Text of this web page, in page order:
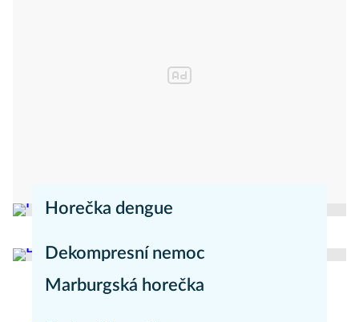
Horečka dengue
Dekompresní nemoc
Nemoci
Marburgská horečka